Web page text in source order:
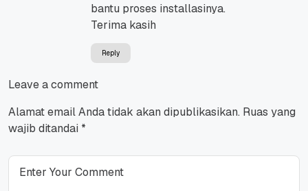
bantu proses installasinya.
Terima kasih
Reply
Leave a comment
Alamat email Anda tidak akan dipublikasikan. Ruas yang
wajib ditandai *